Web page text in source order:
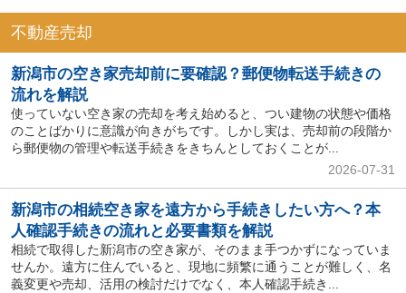
不動産売却
新潟市の空き家売却前に要確認？郵便物転送手続きの
流れを解説
使っていない空き家の売却を考え始めると、つい建物の状態や価格
のことばかりに意識が向きがちです。しかし実は、売却前の段階か
ら郵便物の管理や転送手続きをきちんとしておくことが...
2026-07-31
新潟市の相続空き家を遠方から手続きしたい方へ？本
人確認手続きの流れと必要書類を解説
相続で取得した新潟市の空き家が、そのまま手つかずになっていま
せんか。遠方に住んでいると、現地に頻繁に通うことが難しく、名
義変更や売却、活用の検討だけでなく、本人確認手続き...